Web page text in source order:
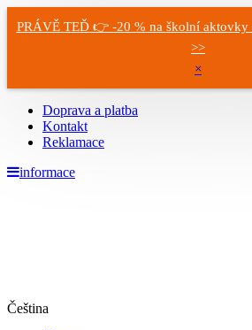
PRÁVĚ TEĎ 👉 -20 % na školní aktovky
>>
×
Doprava a platba
Kontakt
Reklamace
informace
Čeština